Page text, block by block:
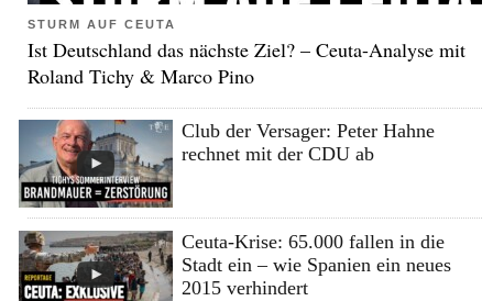
STURM AUF CEUTA
Ist Deutschland das nächste Ziel? – Ceuta-Analyse mit
Roland Tichy & Marco Pino
Club der Versager: Peter Hahne
rechnet mit der CDU ab
Ceuta-Krise: 65.000 fallen in die
Stadt ein – wie Spanien ein neues
2015 verhindert